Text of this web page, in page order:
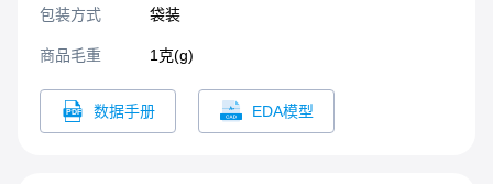
包装方式 袋装
商品毛重 1克(g)
数据手册 EDA模型